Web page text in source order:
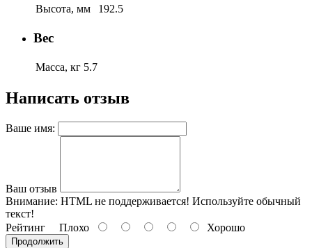
Высота, мм
192.5
Вес
Масса, кг 5.7
Написать отзыв
Ваше имя:
Ваш отзыв
Внимание: HTML не поддерживается! Используйте обычный
текст!
Рейтинг Плохо Хорошо
Продолжить